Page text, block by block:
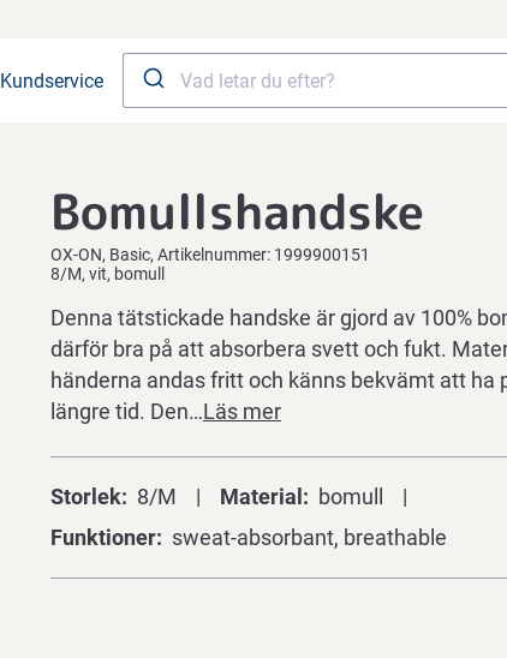
Kundservice
Bomullshandske
OX-ON Basic Artikelnummer: 1999900151
8/M, vit, bomull
Denna tätstickade handske är gjord av 100%
därför bra på att absorbera svett och fukt.
händerna andas fritt och känns bekvämt att ha
längre tid. Den…Läs mer
Storlek 8/M Material
bomull
Funktioner
sweat-absorbant, breathable